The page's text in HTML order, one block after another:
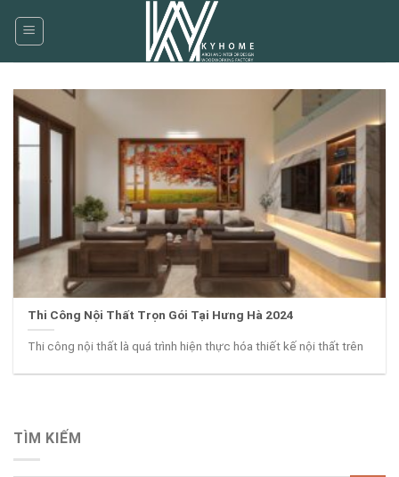
Thi Công Nội Thất Trọn Gói Tại Hưng Hà 2024
Thi công nội thất là quá trình hiện thực hóa thiết kế nội thất trên
TÌM KIẾM